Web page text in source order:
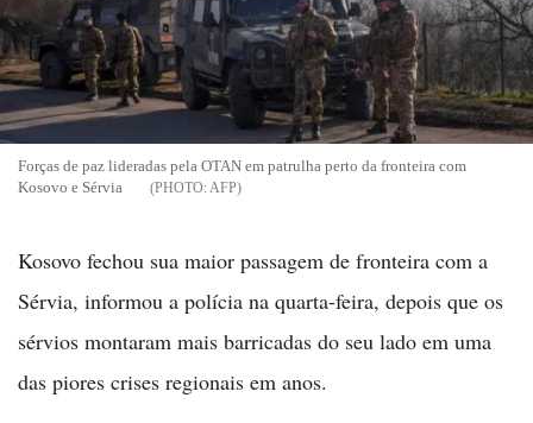
Forças de paz lideradas pela OTAN em patrulha perto da fronteira com
Kosovo e Sérvia
AFP
Kosovo fechou sua maior passagem de fronteira com a
Sérvia, informou a polícia na quarta-feira, depois que os
sérvios montaram mais barricadas do seu lado em uma
das piores crises regionais em anos.